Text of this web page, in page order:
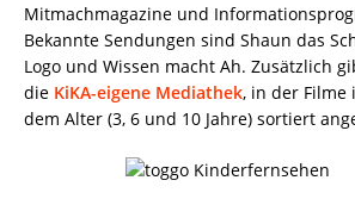
Mitmachmagazine und
Bekannte Sendungen sind Shaun das
Logo und Wissen macht Ah. Zusätzlich
die KiKA-eigene Mediathek, in der Filme
dem Alter (3, 6 und 10 Jahre) sortiert